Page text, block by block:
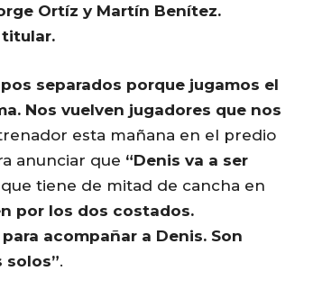
Ortíz y Martín Benítez.
titular.
separados porque jugamos el
Nos vuelven jugadores que nos
esta mañana en el predio
anunciar que “Denis va a ser
que tiene de mitad de cancha en
por los dos costados.
acompañar a Denis. Son
solos”.